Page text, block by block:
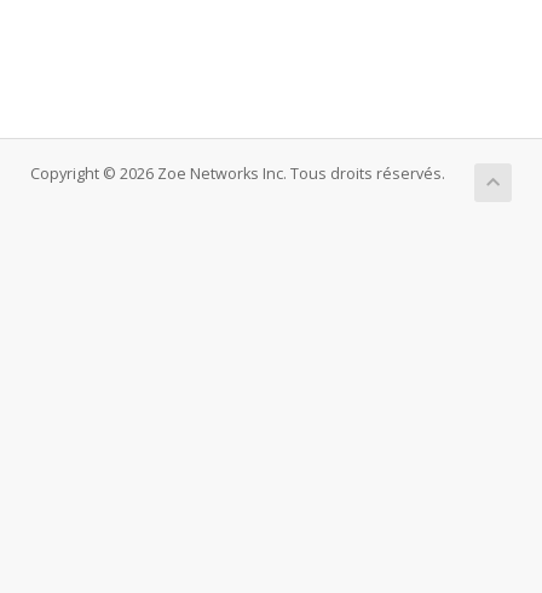
Copyright © 2026 Zoe Networks Inc. Tous droits réservés.